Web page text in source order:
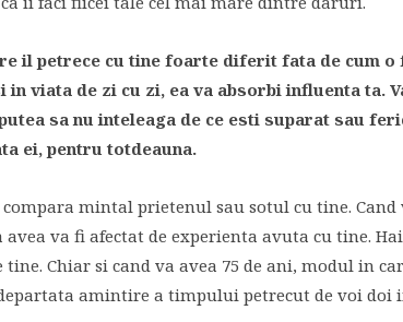
il petrece cu tine foarte diferit fata de cum o
viata de zi cu zi, ea va absorbi influenta ta.
sa nu inteleaga de ce esti suparat sau
ei, pentru totdeauna.
mintal prietenul sau sotul cu tine. Cand
va fi afectat de experienta avuta cu tine.
Chiar si cand va avea 75 de ani, modul in
amintire a timpului petrecut de voi doi